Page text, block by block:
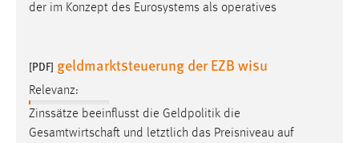
der im Konzept des Eurosystems als operatives
[PDF] geldmarktsteuerung der EZB wisu
Relevanz:
Zinssätze beeinflusst die Geldpolitik die
Gesamtwirtschaft und letztlich das Preisniveau auf